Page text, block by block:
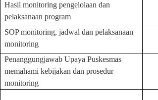
Hasil monitoring pengelolaan dan
pelaksanaan program
SOPmonitoring, jadwal dan pelaksanaan
monitoring
Penanggungjawab Upaya Puskesmas
memahami kebijakan dan prosedur
monitoring